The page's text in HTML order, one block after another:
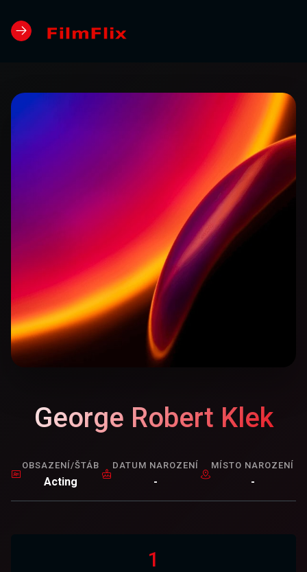
George Robert Klek
OBSAZENÍ/ŠTÁB
Acting
DATUM NAROZENÍ
-
MÍSTO NAROZENÍ
-
1